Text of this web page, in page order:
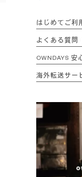
はじめてご利
よくある質問
OWNDAYS 安
海外転送サー